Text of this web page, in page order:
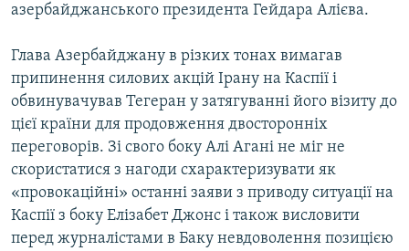
Усі сайти RFE/RL
азербайджанського президента Гейдара Алієва.
Глава Азербайджану в різких тонах вимагав
припинення силових акцій Ірану на Каспії і
обвинувачував Тегеран у затягуванні його візиту до
цієї країни для продовження двосторонніх
переговорів. Зі свого боку Алі Агані не міг не
скористатися з нагоди схарактеризувати як
«провокаційні» останні заяви з приводу ситуації на
Каспії з боку Елізабет Джонс і також висловити
перед журналістами в Баку невдоволення позицією